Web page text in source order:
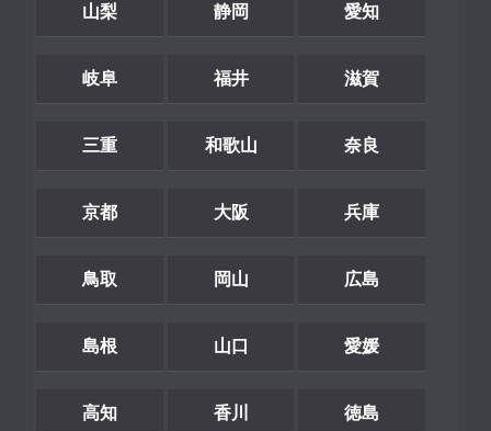
山梨 静岡 愛知
岐阜 福井 滋賀
三重 和歌山 奈良
京都 大阪 兵庫
鳥取 岡山 広島
島根 山口 愛媛
高知 香川 徳島